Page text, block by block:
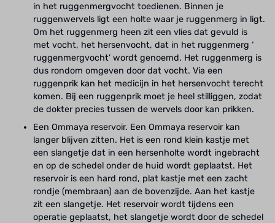
in het ruggenmergvocht toedienen. Binnen je
ruggenwervels ligt een holte waar je ruggenmerg in ligt.
Om het ruggenmerg heen zit een vlies dat gevuld is
met vocht, het hersenvocht, dat in het ruggenmerg ‘
ruggenmergvocht’ wordt genoemd. Het ruggenmerg is
dus rondom omgeven door dat vocht. Via een
ruggenprik kan het medicijn in het hersenvocht terecht
komen. Bij een ruggenprik moet je heel stilliggen, zodat
de dokter precies tussen de wervels door kan prikken.
Een Ommaya reservoir. Een Ommaya reservoir kan
langer blijven zitten. Het is een rond klein kastje met
een slangetje dat in een hersenholte wordt ingebracht
en op de schedel onder de huid wordt geplaatst. Het
reservoir is een hard rond, plat kastje met een zacht
rondje (membraan) aan de bovenzijde. Aan het kastje
zit een slangetje. Het reservoir wordt tijdens een
operatie geplaatst, het slangetje wordt door de schedel